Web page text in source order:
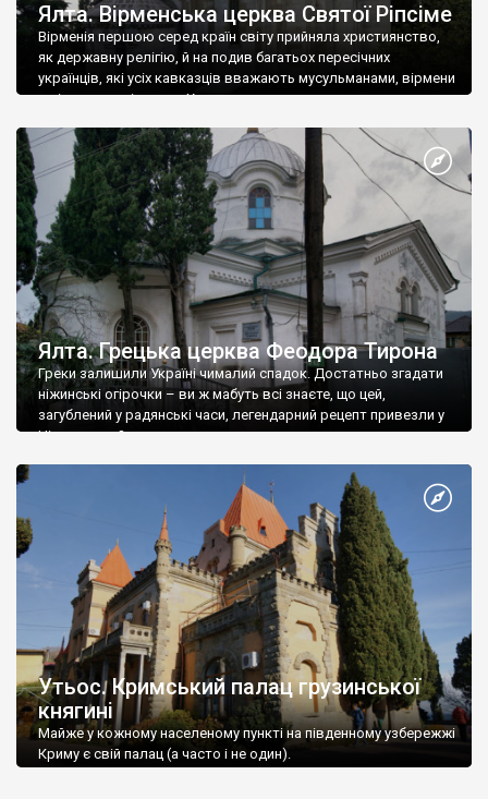
Ялта. Вірменська церква Святої Ріпсіме
Вірменія першою серед країн світу прийняла християнство,
як державну релігію, й на подив багатьох пересічних
українців, які усіх кавказців вважають мусульманами, вірмени
є відданими вірянами Христа
Ялта. Грецька церква Феодора Тирона
Греки залишили Україні чималий спадок. Достатньо згадати
ніжинські огірочки – ви ж мабуть всі знаєте, що цей,
загублений у радянські часи, легендарний рецепт привезли у
Ніжин греки?
Утьос. Кримський палац грузинської
княгині
Майже у кожному населеному пункті на південному узбережжі
Криму є свій палац (а часто і не один).